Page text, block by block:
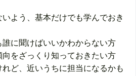
よう、基本だけでも学んでおき
に聞けばいいかわからない方
をざっくり知っておきたい方
ど、近いうちに担当になるかも